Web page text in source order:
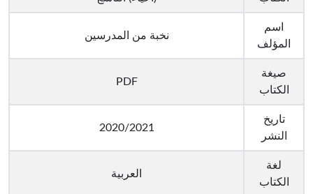
اسم
المؤلف
نخبة من المدرسين
صيغة
الكتاب
PDF
تاريخ
النشر
2020/2021
لغة
الكتاب
العربية